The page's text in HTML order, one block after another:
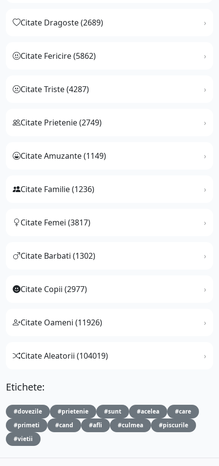
Citate Dragoste (2689)
Citate Fericire (5862)
Citate Triste (4287)
Citate Prietenie (2749)
Citate Amuzante (1149)
Citate Familie (1236)
Citate Femei (3817)
Citate Barbati (1302)
Citate Copii (2977)
Citate Oameni (11926)
Citate Aleatorii (104019)
Etichete:
#dovezile #prietenie #sunt #acelea
#care
#primeti
#cand #afli #culmea
#piscurile
#vietii